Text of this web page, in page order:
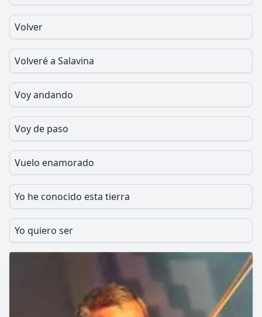
Volver
Volveré a Salavina
Voy andando
Voy de paso
Vuelo enamorado
Yo he conocido esta tierra
Yo quiero ser